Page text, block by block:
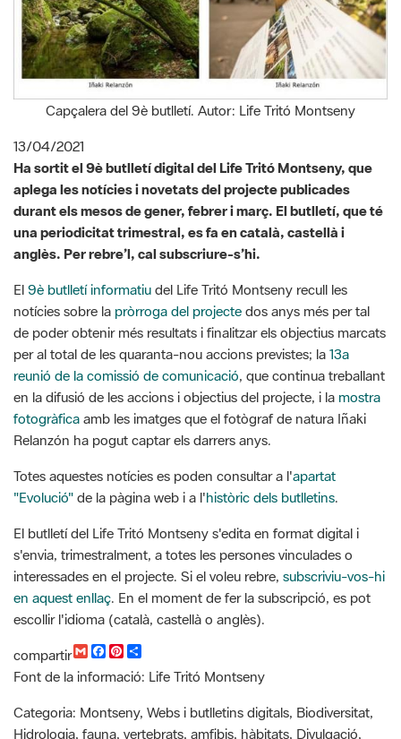
Capçalera del 9è butlletí. Autor: Life Tritó Montseny
13/04/2021
Ha sortit el 9è butlletí digital del Life Tritó Montseny, que
aplega les notícies i novetats del projecte publicades
durant els mesos de gener, febrer i març. El butlletí, que té
una periodicitat trimestral, es fa en català, castellà i
anglès. Per rebre’l, cal subscriure-s’hi.
9è butlletí informatiu del Life Tritó Montseny recull les
notícies sobre la
pròrroga del projectedos anys més per tal
de poder obtenir més resultats i finalitzar els objectius marcats
per al total de les quaranta-nou accions previstes; la 13a
reunió de la comissió de comunicació, que continua treballant
en la difusió de les accions i objectius del projecte, i la mostra
fotogràfica amb les imatges que el fotògraf de natura Iñaki
Relanzón ha pogut captar els darrers anys.
Totes aquestes notícies es poden consultar a l'
apartat
"Evolució" de la pàgina web i a l' històric dels butlletins
El butlletí del Life Tritó Montseny s'edita en format digital i
s'envia, trimestralment, a totes les persones vinculades o
interessades en el projecte. Si el voleu rebre,
en aquest enllaç. En el moment de fer la subscripció, es pot
escollir l'idioma (català, castellà o anglès).
compartir
G
m
a
i
F
a
c
e
b
o
o
k
P
i
n
t
e
r
e
s
C
o
m
p
t
i
Font de la informació: Life Tritó Montseny
Categoria: Montseny, Webs i butlletins digitals, Biodiversitat,
Hidrologia, fauna, vertebrats, amfibis, hàbitats, Divulgació,
Webs, Publicacions, Exposicions, Diputació de Barcelona,
ODS,